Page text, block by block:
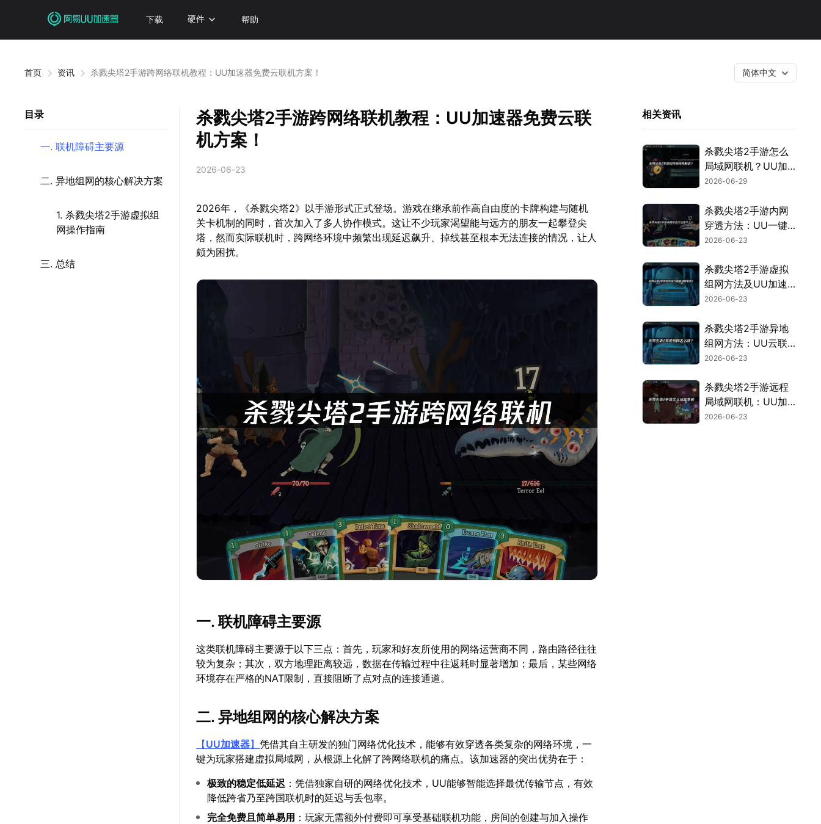
下载 硬件 帮助
首页 资讯 杀戮尖塔2手游跨网络联机教程：UU加速器免费云联机方案！ 简体中文
目录
一. 联机障碍主要源
二. 异地组网的核心解决方案
1. 杀戮尖塔2手游虚拟组
网操作指南
三. 总结
杀戮尖塔2手游跨网络联机教程：UU加速器免费云联
机方案！
2026-06-23
2026年，《杀戮尖塔2》以手游形式正式登场。游戏在继承前作高自由度的卡牌构建与随机
关卡机制的同时，首次加入了多人协作模式。这让不少玩家渴望能与远方的朋友一起攀登尖
塔，然而实际联机时，跨网络环境中频繁出现延迟飙升、掉线甚至根本无法连接的情况，让人
颇为困扰。
一. 联机障碍主要源
这类联机障碍主要源于以下三点：首先，玩家和好友所使用的网络运营商不同，路由路径往往
较为复杂；其次，双方地理距离较远，数据在传输过程中往返耗时显著增加；最后，某些网络
环境存在严格的NAT限制，直接阻断了点对点的连接通道。
二. 异地组网的核心解决方案
【UU加速器】凭借其自主研发的独门网络优化技术，能够有效穿透各类复杂的网络环境，一
键为玩家搭建虚拟局域网，从根源上化解了跨网络联机的痛点。该加速器的突出优势在于：
极致的稳定低延迟 ：凭借独家自研的网络优化技术，UU能够智能选择最优传输节点，有效
降低跨省乃至跨国联机时的延迟与丢包率。
完全免费且简单易用 ：玩家无需额外付费即可享受基础联机功能，房间的创建与加入操作
相关资讯
杀戮尖塔2手游怎么
局域网联机？UU加
速器云联机一步搞
2026-06-29
杀戮尖塔2手游内网
穿透方法：UU一键
内网穿透教程！
2026-06-23
杀戮尖塔2手游虚拟
组网方法及UU加速
器详解！
2026-06-23
杀戮尖塔2手游异地
组网方法：UU云联
机免费助你跨国组
2026-06-23
杀戮尖塔2手游远程
局域网联机：UU加
速器一键解决互联难
2026-06-23